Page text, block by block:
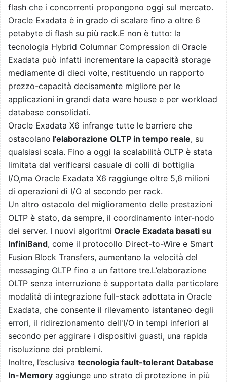
flash che i concorrenti propongono oggi sul mercato.
Oracle Exadata è in grado di scalare fino a oltre 6
petabyte di flash su più rack.E non è tutto: la
tecnologia Hybrid Columnar Compression di Oracle
Exadata può infatti incrementare la capacità storage
mediamente di dieci volte, restituendo un rapporto
prezzo-capacità decisamente migliore per le
applicazioni in grandi data ware house e per workload
database consolidati.
Oracle Exadata X6 infrange tutte le barriere che
ostacolano l'elaborazione OLTP in tempo reale, su
qualsiasi scala. Fino a oggi la scalabilità OLTP è stata
limitata dal verificarsi casuale di colli di bottiglia
I/O,ma Oracle Exadata X6 raggiunge oltre 5,6 milioni
di operazioni di I/O al secondo per rack.
Un altro ostacolo del miglioramento delle prestazioni
OLTP è stato, da sempre, il coordinamento inter-nodo
dei server. I nuovi algoritmi Oracle Exadata basati su
InfiniBand, come il protocollo Direct-to-Wire e Smart
Fusion Block Transfers, aumentano la velocità del
messaging OLTP fino a un fattore tre.L’elaborazione
OLTP senza interruzione è supportata dalla particolare
modalità di integrazione full-stack adottata in Oracle
Exadata, che consente il rilevamento istantaneo degli
errori, il ridirezionamento dell'I/O in tempi inferiori al
secondo per aggirare i dispositivi guasti, una rapida
risoluzione dei problemi.
Inoltre, l’esclusiva tecnologia fault-tolerant Database
In-Memory aggiunge uno strato di protezione in più